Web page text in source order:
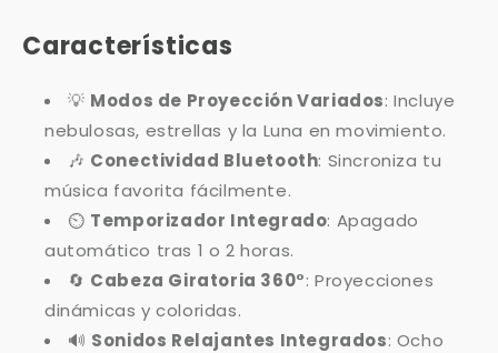
Características
💡 Modos de Proyección Variados: Incluye
nebulosas, estrellas y la Luna en movimiento.
🎶 Conectividad Bluetooth: Sincroniza tu
música favorita fácilmente.
⏲️ Temporizador Integrado: Apagado
automático tras 1 o 2 horas.
🔄 Cabeza Giratoria 360°: Proyecciones
dinámicas y coloridas.
🔊 Sonidos Relajantes Integrados: Ocho